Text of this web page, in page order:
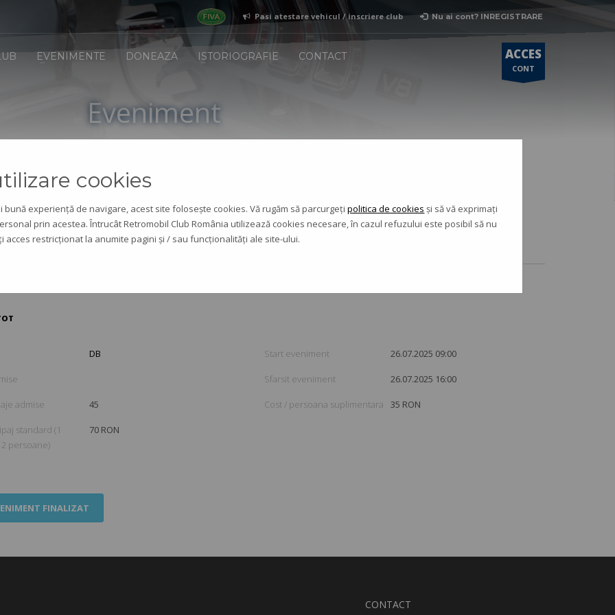
in club
2 Completezi formularulatestare /inscriere club 3 Primesti raspunsul in cont si pe e-mail
Pasi atestare vehicul / inscriere club Nu ai cont? INREGISTRARE
EVENIMENTE DONEAZA ISTORIOGRAFIE CONTACT ACCES
CONT
Eveniment
DB
admise 45
standard (1
2 persoane)
70 RON
Start eveniment 26.07.2025 09:00
Sfarsit eveniment 26.07.2025 16:00
Cost / persoana suplimentara 35 RON
FINALIZAT
CONTACT
cookies
experiență de navigare, acest site folosește cookies. Vă rugăm să parcurgețipolitica de cookies și să vă exprimați
prin acestea. Întrucât Retromobil Club România utilizează cookies necesare, în cazul refuzului este posibil să nu
restricționat la anumite pagini și / sau funcționalități ale site-ului.